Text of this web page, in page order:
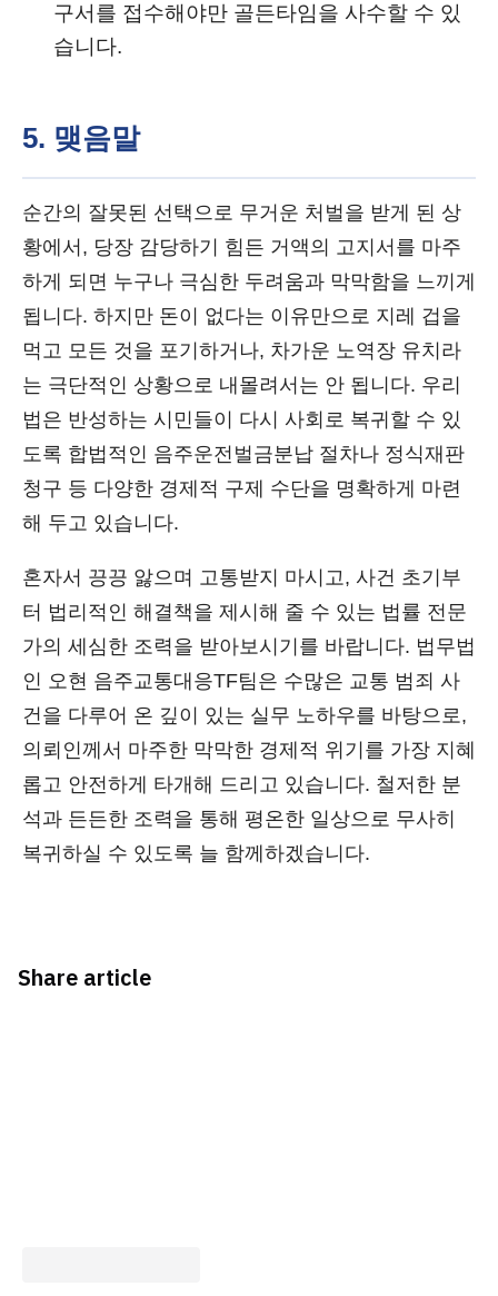
구서를 접수해야만 골든타임을 사수할 수 있
습니다.
5. 맺음말
순간의 잘못된 선택으로 무거운 처벌을 받게 된 상
황에서, 당장 감당하기 힘든 거액의 고지서를 마주
하게 되면 누구나 극심한 두려움과 막막함을 느끼게
됩니다. 하지만 돈이 없다는 이유만으로 지레 겁을
먹고 모든 것을 포기하거나, 차가운 노역장 유치라
는 극단적인 상황으로 내몰려서는 안 됩니다. 우리
법은 반성하는 시민들이 다시 사회로 복귀할 수 있
도록 합법적인 음주운전벌금분납 절차나 정식재판
청구 등 다양한 경제적 구제 수단을 명확하게 마련
해 두고 있습니다.
혼자서 끙끙 앓으며 고통받지 마시고, 사건 초기부
터 법리적인 해결책을 제시해 줄 수 있는 법률 전문
가의 세심한 조력을 받아보시기를 바랍니다. 법무법
인 오현 음주교통대응TF팀은 수많은 교통 범죄 사
건을 다루어 온 깊이 있는 실무 노하우를 바탕으로,
의뢰인께서 마주한 막막한 경제적 위기를 가장 지혜
롭고 안전하게 타개해 드리고 있습니다. 철저한 분
석과 든든한 조력을 통해 평온한 일상으로 무사히
복귀하실 수 있도록 늘 함께하겠습니다.
Share article